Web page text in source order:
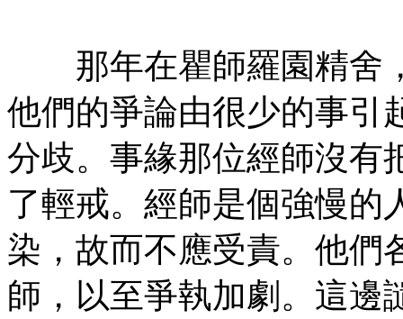
那年在瞿師羅園精舍
他們的爭論由很少的事引
分歧。事緣那位經師沒有
了輕戒。經師是個強慢的
染，故而不應受責。他們
師，以至爭執加劇。這邊